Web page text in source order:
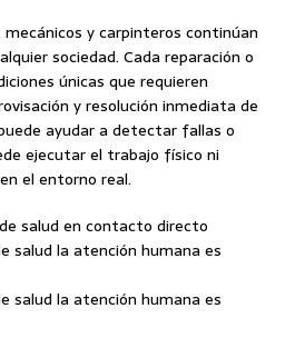
y carpinteros continúan
sociedad. Cada reparación o
únicas que requieren
y resolución inmediata de
ayudar a detectar fallas o
ejecutar el trabajo físico ni
el entorno real.
salud en contacto directo
salud la atención humana es
salud la atención humana es